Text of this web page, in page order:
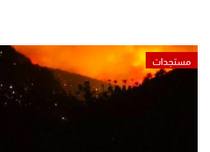
مستجدات